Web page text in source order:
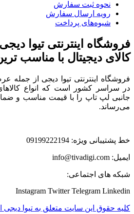
نحوه ثبت سفارش
رویه ارسال سفارش
شیوه‌های پرداخت
فروشگاه اینترنتی تیوا
کالای دیجیتال با مناسب
فروشگاه اینترنتی تیوا دیجی از جمله
در سراسر کشور است که انواع
جانبی لپ تاپ را با قیمت مناسب و
می‌رساند.
خط پشتیبانی ویژه: 09199222194
ایمیل: info@tivadigi.com
شبکه های اجتماعی:
Instagram Twitter Telegram Linkedin
کلیه حقوق این سایت متعلق به تیوا